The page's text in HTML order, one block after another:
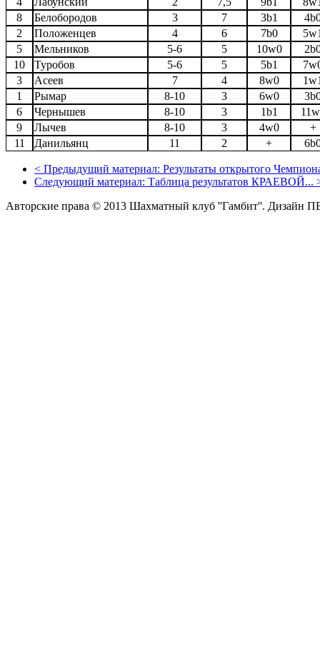
8
Белобородов 3 7 3b1
2
Положенцев 4 6 7b0
5
Мельников 5-6 5 10w0
10
Туробов 5-6 5 5b1
3
Асеев 7 4 8w0
1
Рымар 8-10 3 6w0
6
Чернышев 8-10 3 1b1
9
Лычев 8-10 3 4w0
+
11
Данильянц 11 2 +
< Предыдущий материал: Результаты открытого
Следующий материал: Таблица результатов КРАЕВОЙ...
Авторские права © 2013 Шахматный клуб ''Гамбит''. Дизайн